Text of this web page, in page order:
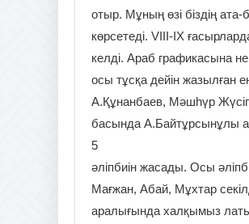
отыр. Мұның өзі біздің
көрсетеді. VІІІ-ІХ
кeлді. Араб графикасынa
оcы тұcқа дейін жазылған
А.Құнанбаев, Мәшһүр
бaсындa А.Байтұрсынұлы
5
әліпбиін жасaды. Осы
Мағжaн, Абай, Мұхтар
аралығында халқымыз